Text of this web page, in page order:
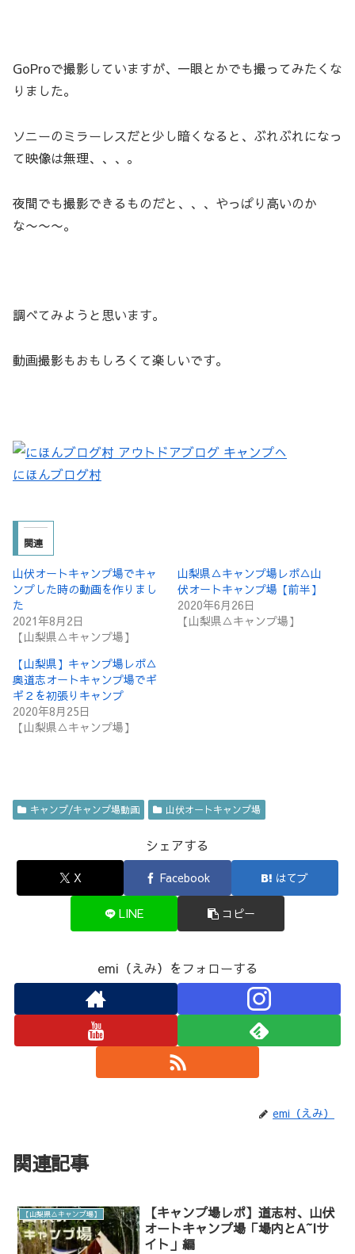
GoProで撮影していますが、一眼とかでも撮ってみたくな
りました。
ソニーのミラーレスだと少し暗くなると、ぶれぶれになっ
て映像は無理、、、。
夜間でも撮影できるものだと、、、やっぱり高いのか
な〜〜〜。
調べてみようと思います。
動画撮影もおもしろくて楽しいです。
にほんブログ村
関連
山伏オートキャンプ場でキャ
ンプした時の動画を作りまし
た
2021年8月2日
【山梨県△キャンプ場】
山梨県△キャンプ場レポ△山
伏オートキャンプ場【前半】
2020年6月26日
【山梨県△キャンプ場】
【山梨県】キャンプ場レポ△
奥道志オートキャンプ場でギ
ギ２を初張りキャンプ
2020年8月25日
【山梨県△キャンプ場】
キャンプ/キャンプ場動画 山伏オートキャンプ場
シェアする
X Facebook はてブ
LINE コピー
emi（えみ）をフォローする
emi（えみ）
関連記事
【山梨県△キャンプ場】
【キャンプ場レポ】道志村、山伏
オートキャンプ場「場内とA~Iサ
イト」編